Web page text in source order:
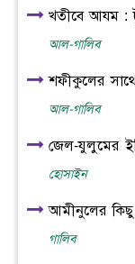
খতীবে আযম :
আল-গালিব
শফীকুলের
আল-গালিব
জেল-যুলুমের
হোসাইন
আমীনুলের কিছু
গালিব